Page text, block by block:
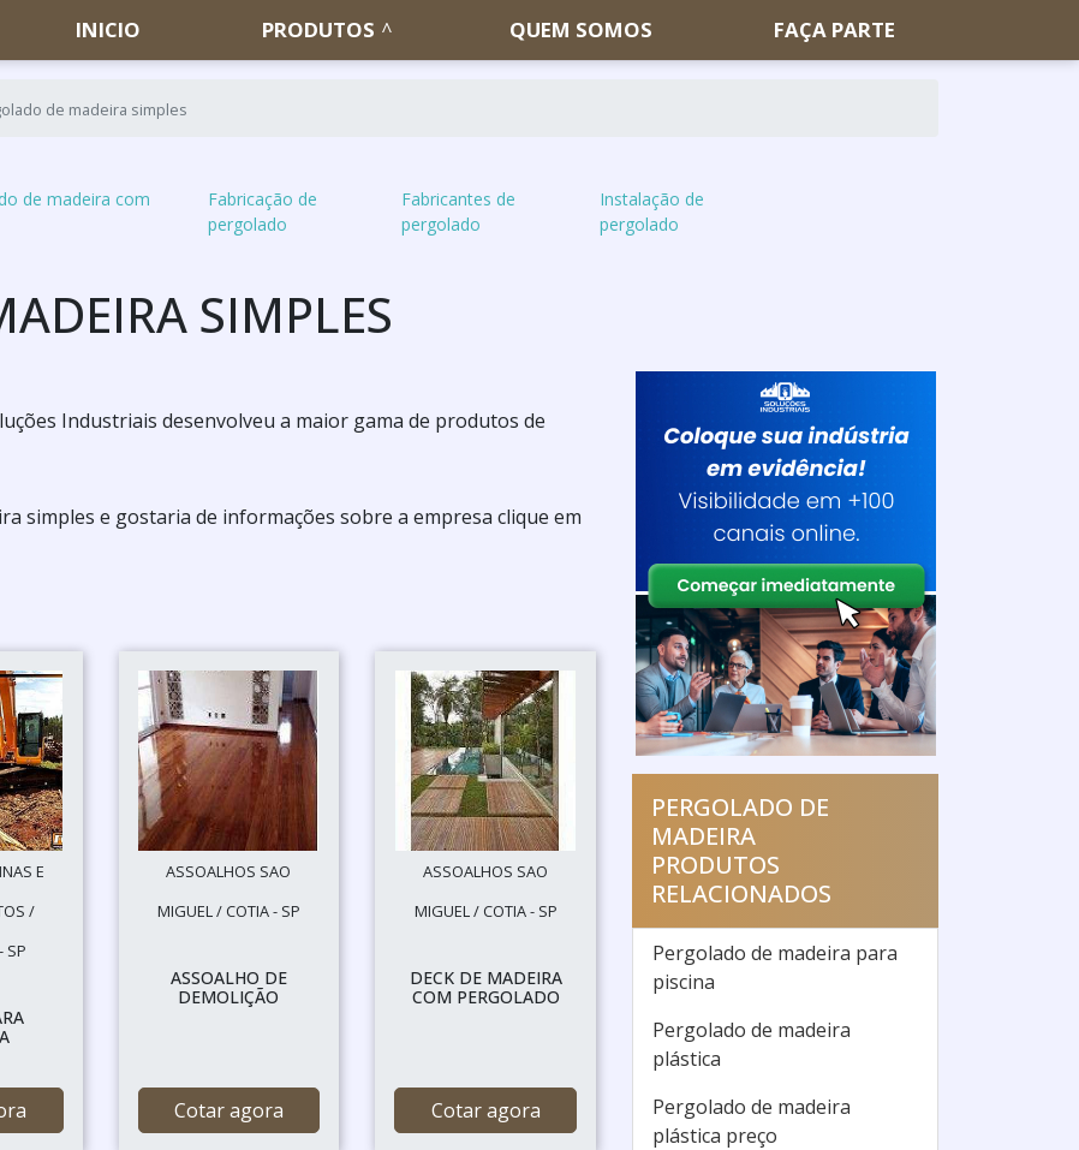
INICIO PRODUTOS QUEM SOMOS FAÇA PARTE
de madeira simples
de madeira com
Fabricação de
pergolado
Fabricantes de
pergolado
Instalação de
pergolado
SIMPLES
Industriais desenvolveu a maior gama de produtos de
simples e gostaria de informações sobre a empresa clique em
E
/
SP
ASSOALHOS SAO
MIGUEL / COTIA - SP
ASSOALHO DE
DEMOLIÇÃO
Cotar agora
ASSOALHOS SAO
MIGUEL / COTIA - SP
DECK DE MADEIRA
COM PERGOLADO
Cotar agora
PERGOLADO DE
MADEIRA
PRODUTOS
RELACIONADOS
Pergolado de madeira para
piscina
Pergolado de madeira
plástica
Pergolado de madeira
plástica preço